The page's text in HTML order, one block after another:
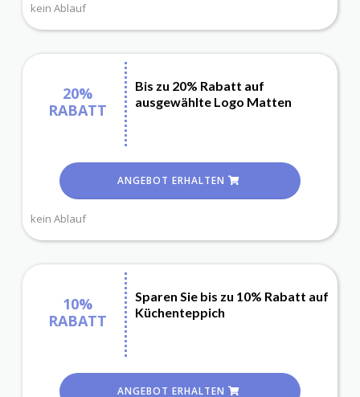
kein Ablauf
20%
RABATT
Bis zu 20% Rabatt auf
ausgewählte Logo Matten
ANGEBOT ERHALTEN
kein Ablauf
10%
RABATT
Sparen Sie bis zu 10% Rabatt auf
Küchenteppich
ANGEBOT ERHALTEN